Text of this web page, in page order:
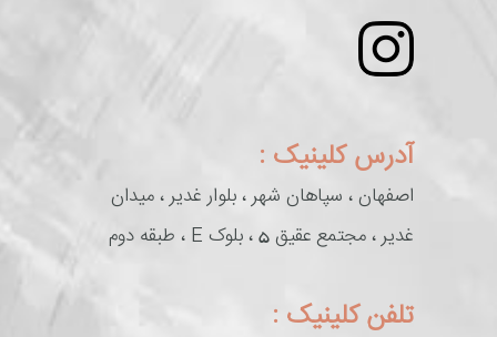
آدرس کلینیک :
اصفهان ، سپاهان شهر ، بلوار غدیر ، میدان
غدیر ، مجتمع عقیق 5 ، بلوک E ، طبقه دوم
تلفن کلینیک :